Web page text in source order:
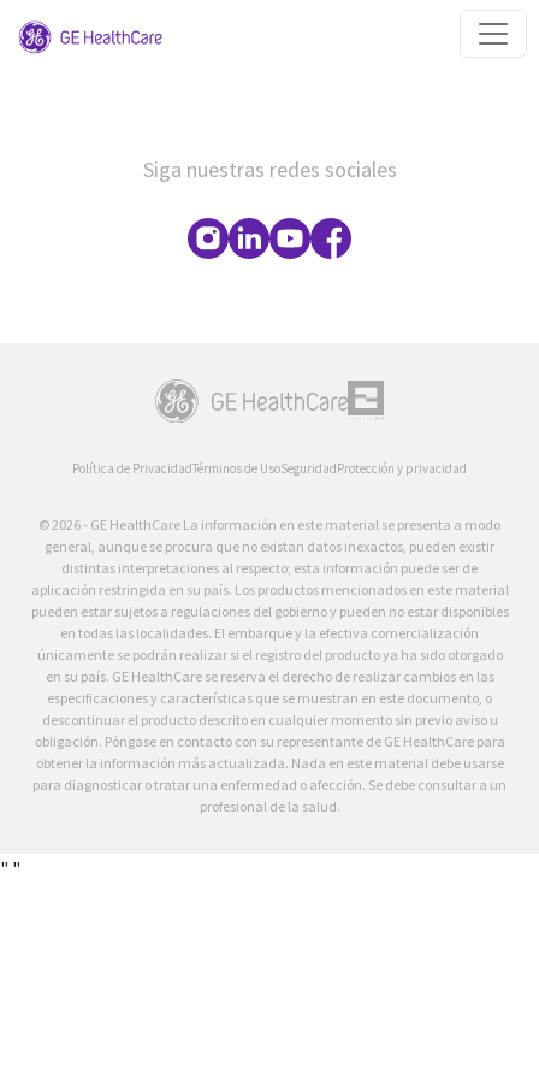
Siga nuestras redes sociales
Política de PrivacidadTérminos de UsoSeguridadProtección y privacidad
© 2026 - GE HealthCare La información en este material se presenta a modo
general, aunque se procura que no existan datos inexactos, pueden existir
distintas interpretaciones al respecto; esta información puede ser de
aplicación restringida en su país. Los productos mencionados en este material
pueden estar sujetos a regulaciones del gobierno y pueden no estar disponibles
en todas las localidades. El embarque y la efectiva comercialización
únicamente se podrán realizar si el registro del producto ya ha sido otorgado
en su país. GE HealthCare se reserva el derecho de realizar cambios en las
especificaciones y características que se muestran en este documento, o
descontinuar el producto descrito en cualquier momento sin previo aviso u
obligación. Póngase en contacto con su representante de GE HealthCare para
obtener la información más actualizada. Nada en este material debe usarse
para diagnosticar o tratar una enfermedad o afección. Se debe consultar a un
profesional de la salud.
" "